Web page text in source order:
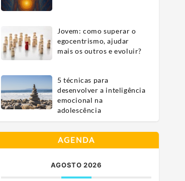
Jovem: como superar o
egocentrismo, ajudar
mais os outros e evoluir?
5 técnicas para
desenvolver a inteligência
emocional na
adolescência
AGENDA
AGOSTO 2026